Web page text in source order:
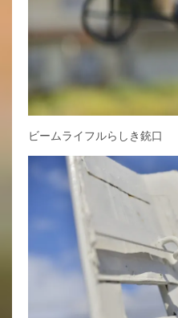
ビームライフルらしき銃口